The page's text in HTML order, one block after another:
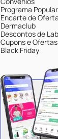
Programa
Encarte de
Dermaclub
Descontos de
Cupons e Ofertas
Black Friday